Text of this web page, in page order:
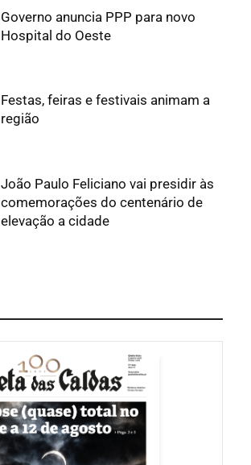
Governo anuncia PPP para novo
Hospital do Oeste
Festas, feiras e festivais animam a
região
João Paulo Feliciano vai presidir às
comemorações do centenário de
elevação a cidade